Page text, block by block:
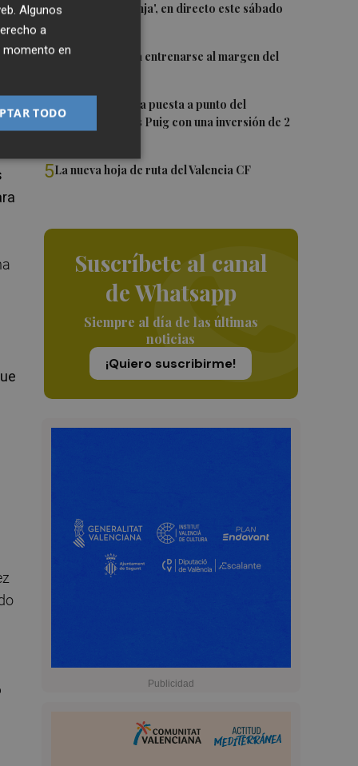
2El 'Trofeu Taronja', en directo este sábado
3 Almeida vuelve a entrenarse al margen del
4 València ultima la puesta a punto del
Velódromo Lluís Puig con una inversión de 2
5La nueva hoja de ruta del Valencia CF
Suscríbete al canal
de Whatsapp
Siempre al día de las últimas
noticias
¡Quiero suscribirme!
Algunos
a
momento en
TODO